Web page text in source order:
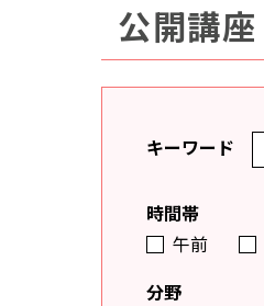
公開講座
キーワード
時間帯
午前
分野